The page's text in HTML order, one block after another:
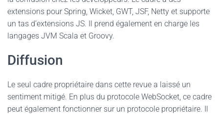
extensions pour Spring, Wicket, GWT, JSF, Netty et supporte
un tas d’extensions JS. Il prend également en charge les
langages JVM Scala et Groovy.
Diffusion
Le seul cadre propriétaire dans cette revue a laissé un
sentiment mitigé. En plus du protocole WebSocket, ce cadre
peut également fonctionner sur un protocole propriétaire. Il